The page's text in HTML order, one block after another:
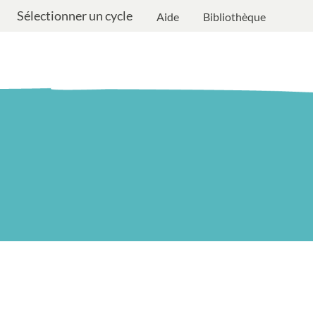
Sélectionner un cycle Aide Bibliothèque